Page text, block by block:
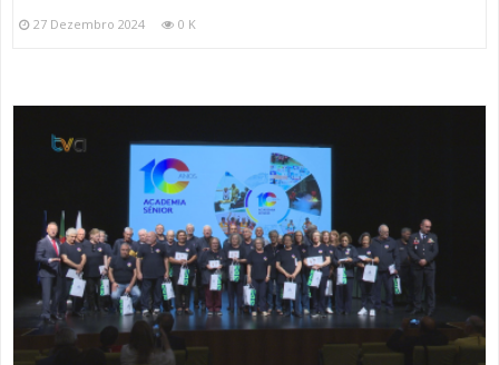
27 Dezembro 2024 0 K